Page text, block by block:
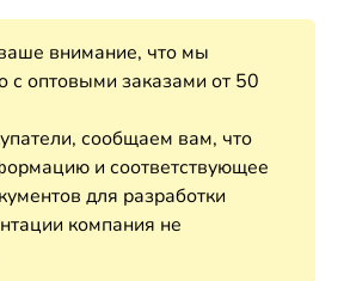
внимание, что мы
с оптовыми заказами от 50
сообщаем вам, что
и соответствующее
для разработки
компания не